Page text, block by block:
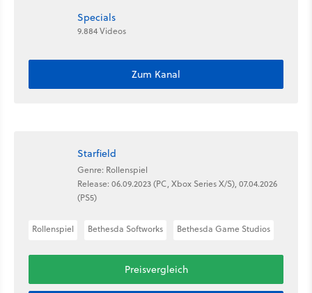
Specials
9.884 Videos
Zum Kanal
Starfield
Genre: Rollenspiel
Release: 06.09.2023 (PC, Xbox Series X/S), 07.04.2026
(PS5)
Rollenspiel Bethesda Softworks Bethesda Game Studios
Preisvergleich